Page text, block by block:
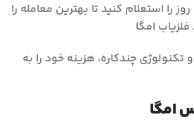
را استعلام کنید تا بهترین معامله را
امگا
چندکاره، هزینه خود را به
امگا